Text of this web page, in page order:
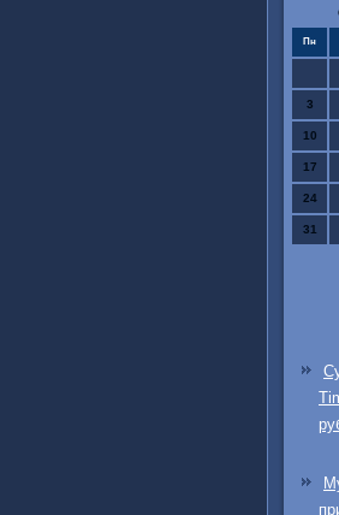
Пн
3
10
17
24
31